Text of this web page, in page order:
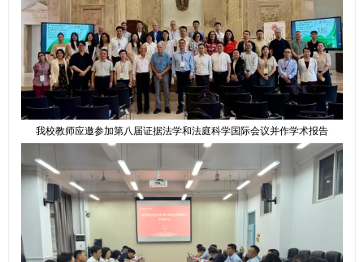
我校教师应邀参加第八届证据法学和法庭科学国际会议并作学术报告